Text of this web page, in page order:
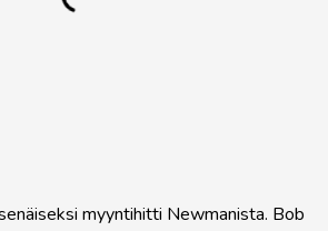
myyntihitti Newmanista. Bob